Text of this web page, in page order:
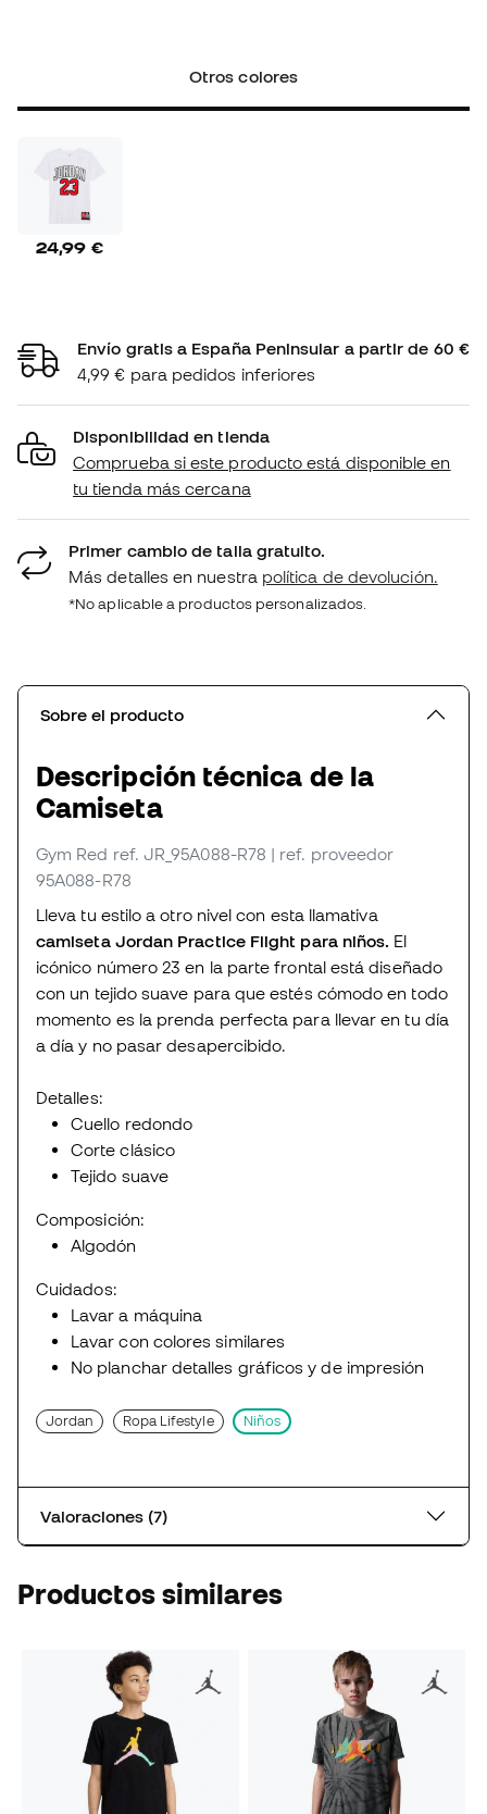
Otros colores
24,99 €
Envío gratis a España Peninsular a partir de 60 €
4,99 € para pedidos inferiores
Disponibilidad en tienda
Comprueba si este producto está disponible en
tu tienda más cercana
Primer cambio de talla gratuito.
Más detalles en nuestra política de devolución.
*No aplicable a productos personalizados.
Sobre el producto
Descripción técnica de la
Camiseta
Gym Red ref. JR_95A088-R78 | ref. proveedor
95A088-R78
Lleva tu estilo a otro nivel con esta llamativa
camiseta Jordan Practice Flight para niños. El
icónico número 23 en la parte frontal está diseñado
con un tejido suave para que estés cómodo en todo
momento es la prenda perfecta para llevar en tu día
a día y no pasar desapercibido.
Detalles:
Cuello redondo
Corte clásico
Tejido suave
Composición:
Algodón
Cuidados:
Lavar a máquina
Lavar con colores similares
No planchar detalles gráficos y de impresión
Jordan Ropa Lifestyle Niños
Valoraciones (7)
Productos similares